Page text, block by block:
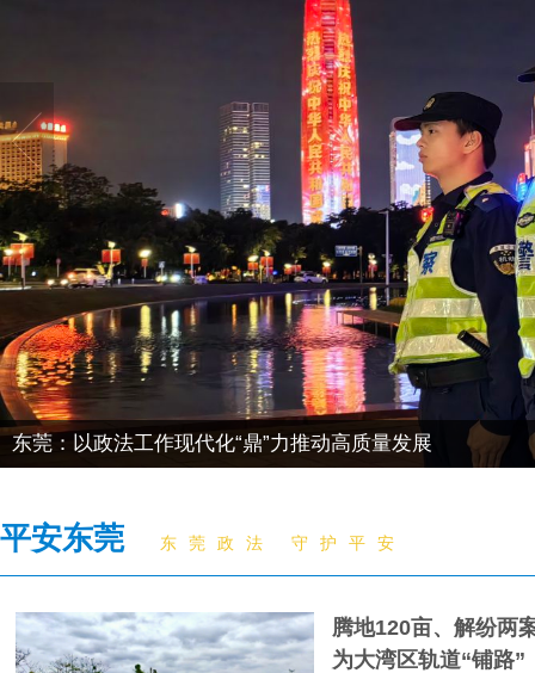
机制创新 源头解纷——东莞基层法庭探索新时代“枫桥经验
平安东莞 东莞政法 守护平安
腾地120亩、解纷两
为大湾区轨道“铺路”